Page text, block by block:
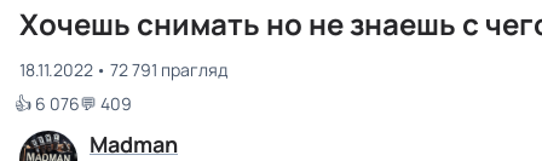
Хочешь снимать но не знаешь с
18.11.2022
72 791 прагляд
👍 6 076💬 409
Madman